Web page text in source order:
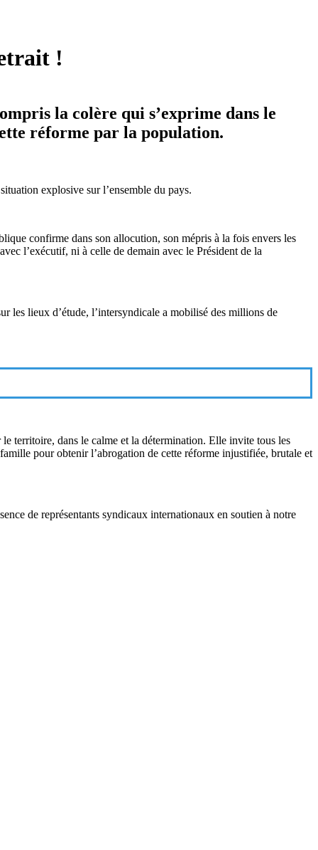
!
la colère qui s’exprime dans le
réforme par la population.
explosive sur l’ensemble du pays.
confirme dans son allocution, son mépris à la fois envers les
l’exécutif, ni à celle de demain avec le Président de la
les lieux d’étude, l’intersyndicale a mobilisé des millions de
territoire, dans le calme et la détermination. Elle invite tous les
pour obtenir l’abrogation de cette réforme injustifiée, brutale et
de représentants syndicaux internationaux en soutien à notre